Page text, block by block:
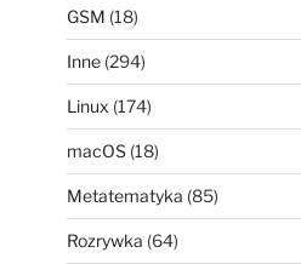
GSM (18)
Inne(294)
Linux (174)
macOS(18)
Metatematyka (85)
Rozrywka (64)